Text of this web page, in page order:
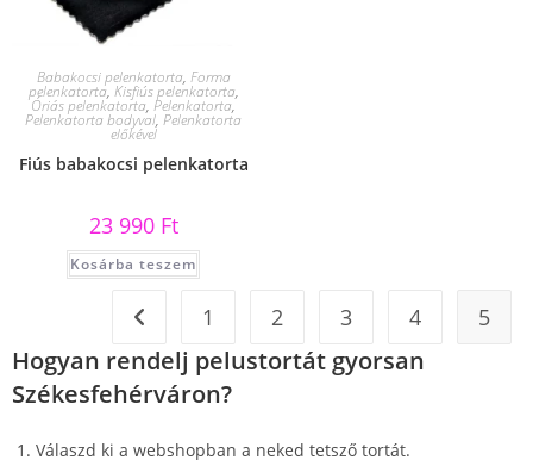
Babakocsi pelenkatorta, Forma
pelenkatorta, Kisfiús pelenkatorta,
Óriás pelenkatorta, Pelenkatorta,
Pelenkatorta bodyval, Pelenkatorta
előkével
Fiús babakocsi pelenkatorta
23 990 Ft
Kosárba teszem
1 2 3 4 5
Hogyan rendelj pelustortát gyorsan
Székesfehérváron?
Válaszd ki a webshopban a neked tetsző tortát.